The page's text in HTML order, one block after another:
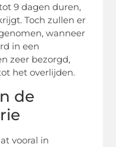
9 dagen duren,
Toch zullen er
wanneer
in een
zeer bezorgd,
het overlijden.
de
vooral in